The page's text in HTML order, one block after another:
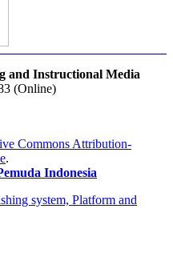
and Instructional Media
(Online)
Commons Attribution-
.
Indonesia